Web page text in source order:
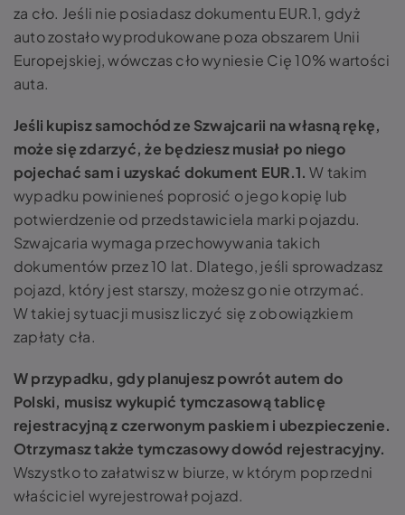
za cło. Jeśli nie posiadasz dokumentu EUR.1, gdyż
auto zostało wyprodukowane poza obszarem Unii
Europejskiej, wówczas cło wyniesie Cię 10% wartości
auta.
Jeśli kupisz samochód ze Szwajcarii na własną rękę,
może się zdarzyć, że będziesz musiał po niego
pojechać sam i uzyskać dokument EUR.1.W takim
wypadku powinieneś poprosić o jego kopię lub
potwierdzenie od przedstawiciela marki pojazdu.
Szwajcaria wymaga przechowywania takich
dokumentów przez 10 lat. Dlatego, jeśli sprowadzasz
pojazd, który jest starszy, możesz go nie otrzymać.
W takiej sytuacji musisz liczyć się z obowiązkiem
zapłaty cła.
W przypadku, gdy planujesz powrót autem do
Polski, musisz wykupić tymczasową tablicę
rejestracyjną z czerwonym paskiem i ubezpieczenie.
Otrzymasz także tymczasowy dowód rejestracyjny.
Wszystko to załatwisz w biurze, w którym poprzedni
właściciel wyrejestrował pojazd.